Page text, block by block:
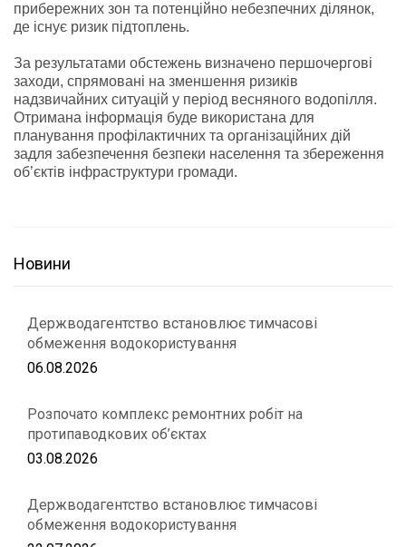
прибережних зон та потенційно небезпечних ділянок,
де існує ризик підтоплень.
За результатами обстежень визначено першочергові
заходи, спрямовані на зменшення ризиків
надзвичайних ситуацій у період весняного водопілля.
Отримана інформація буде використана для
планування профілактичних та організаційних дій
задля забезпечення безпеки населення та збереження
об’єктів інфраструктури громади.
Новини
Держводагентство встановлює тимчасові
обмеження водокористування
06.08.2026
Розпочато комплекс ремонтних робіт на
протипаводкових об’єктах
03.08.2026
Держводагентство встановлює тимчасові
обмеження водокористування